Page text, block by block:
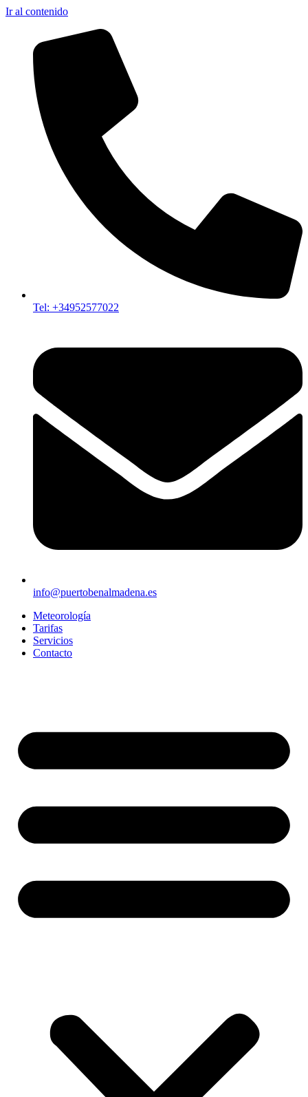
Ir al contenido
Tel: +34952577022
info@puertobenalmadena.es
Meteorología
Tarifas
Servicios
Contacto